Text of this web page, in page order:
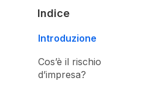
Indice
Introduzione
Cos’è il rischio
d’impresa?